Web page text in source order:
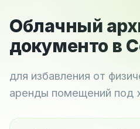
Облачный
документо в
для избавления от
аренды помещений под